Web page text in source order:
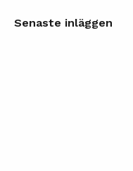
Senaste inläggen